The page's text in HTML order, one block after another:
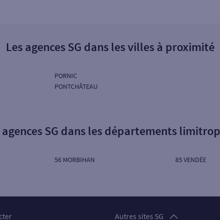
Les agences SG dans les villes à proximité
PORNIC
PONTCHÂTEAU
agences SG dans les départements
56 MORBIHAN 85 VENDÉE
Autres sites SG